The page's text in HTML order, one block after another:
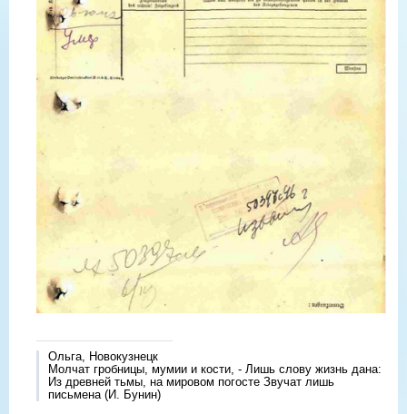
Ольга, Новокузнецк
Молчат гробницы, мумии и кости, - Лишь слову жизнь дана:
Из древней тьмы, на мировом погосте Звучат лишь
письмена (И. Бунин)